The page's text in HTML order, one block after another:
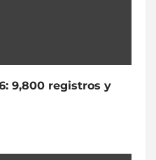
9,800 registros y